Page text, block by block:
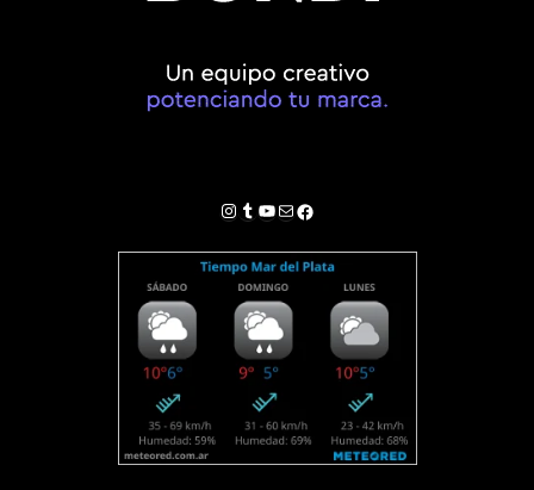
Instagram
Tumblr
YouTube
Correo electrónico
Facebook